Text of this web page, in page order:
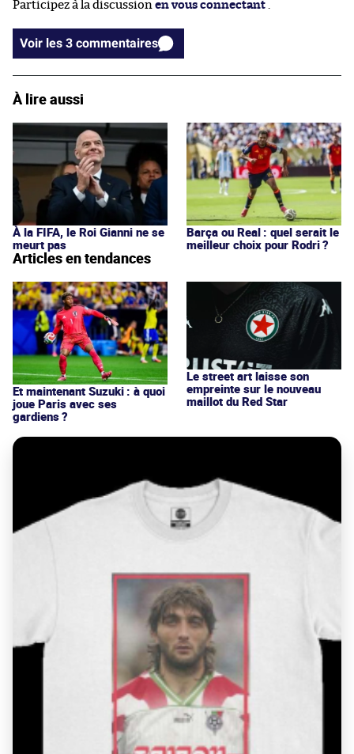
Participez à la discussion en vous connectant .
Voir les 3 commentaires
À lire aussi
À la FIFA, le Roi Gianni ne se
meurt pas
Barça ou Real : quel serait le
meilleur choix pour Rodri ?
Articles en tendances
Et maintenant Suzuki : à quoi
joue Paris avec ses
gardiens ?
Le street art laisse son
empreinte sur le nouveau
maillot du Red Star